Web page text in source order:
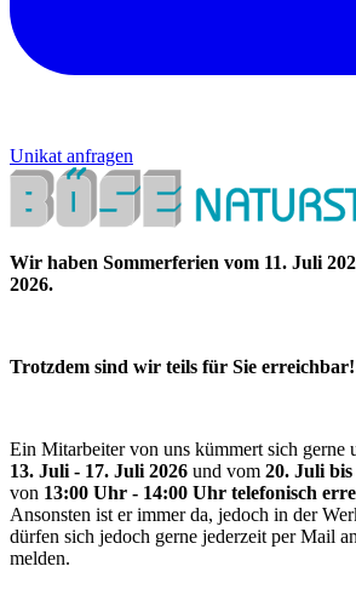
Unikat anfragen
Wir haben Sommerferien vom 11. Juli
2026.
Trotzdem sind wir teils für Sie erreichbar!
Ein Mitarbeiter von uns kümmert sich gerne
13. Juli - 17. Juli 2026 und vom 20. Juli
von 13:00 Uhr - 14:00 Uhr telefonisch
Ansonsten ist er immer da, jedoch in der
dürfen sich jedoch gerne jederzeit per Mail
melden.